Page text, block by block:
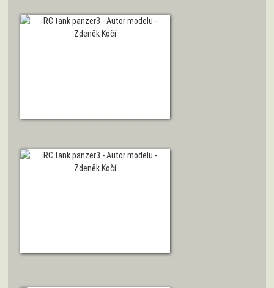
ZOBRAZIT DETAIL
ZOBRAZIT DETAIL